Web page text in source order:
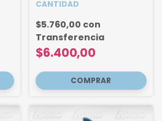
CANTIDAD
$6.400,00
$5.760,00 con
Transferencia